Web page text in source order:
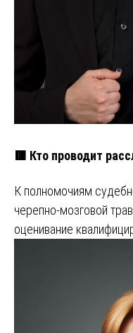
🟥 Кто проводит
К полномочиям
черепно-мозговой
оценивание